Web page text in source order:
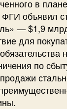
в
ФГИ объявил
— $1,9
для
по